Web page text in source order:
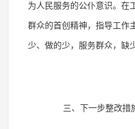
为人民服务的公仆意识。在
群众的首创精神，指导工作
少、做的少，服务群众，缺
三、下一步整改措